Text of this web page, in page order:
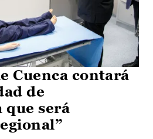
Cuenca contará
de
que será